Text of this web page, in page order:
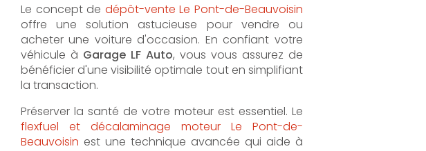
Le concept de dépôt-vente Le Pont-de-Beauvoisin
offre une solution astucieuse pour vendre ou
acheter une voiture d'occasion. En confiant votre
véhicule à Garage LF Auto, vous vous assurez de
bénéficier d'une visibilité optimale tout en simplifiant
la transaction.
Préserver la santé de votre moteur est essentiel. Le
flexfuel et décalaminage moteur Le Pont-de-
Beauvoisin est une technique avancée qui aide à